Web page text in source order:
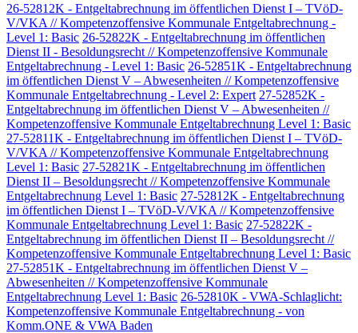
26-52812K - Entgeltabrechnung im öffentlichen Dienst I – TVöD-
V/VKA // Kompetenzoffensive Kommunale Entgeltabrechnung -
Level 1: Basic 26-52822K - Entgeltabrechnung im öffentlichen
Dienst II - Besoldungsrecht // Kompetenzoffensive Kommunale
Entgeltabrechnung - Level 1: Basic 26-52851K - Entgeltabrechnung
im öffentlichen Dienst V – Abwesenheiten // Kompetenzoffensive
Kommunale Entgeltabrechnung - Level 2: Expert 27-52852K -
Entgeltabrechnung im öffentlichen Dienst V – Abwesenheiten //
Kompetenzoffensive Kommunale Entgeltabrechnung Level 1: Basic
27-52811K - Entgeltabrechnung im öffentlichen Dienst I – TVöD-
V/VKA // Kompetenzoffensive Kommunale Entgeltabrechnung
Level 1: Basic 27-52821K - Entgeltabrechnung im öffentlichen
Dienst II – Besoldungsrecht // Kompetenzoffensive Kommunale
Entgeltabrechnung Level 1: Basic 27-52812K - Entgeltabrechnung
im öffentlichen Dienst I – TVöD-V/VKA // Kompetenzoffensive
Kommunale Entgeltabrechnung Level 1: Basic 27-52822K -
Entgeltabrechnung im öffentlichen Dienst II – Besoldungsrecht //
Kompetenzoffensive Kommunale Entgeltabrechnung Level 1: Basic
27-52851K - Entgeltabrechnung im öffentlichen Dienst V –
Abwesenheiten // Kompetenzoffensive Kommunale
Entgeltabrechnung Level 1: Basic 26-52810K - VWA-Schlaglicht:
Kompetenzoffensive Kommunale Entgeltabrechnung - von
Komm.ONE & VWA Baden